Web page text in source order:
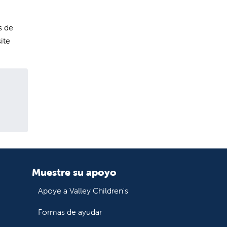
de
Muestre su apoyo
Apoye a Valley Children's
Formas de ayudar